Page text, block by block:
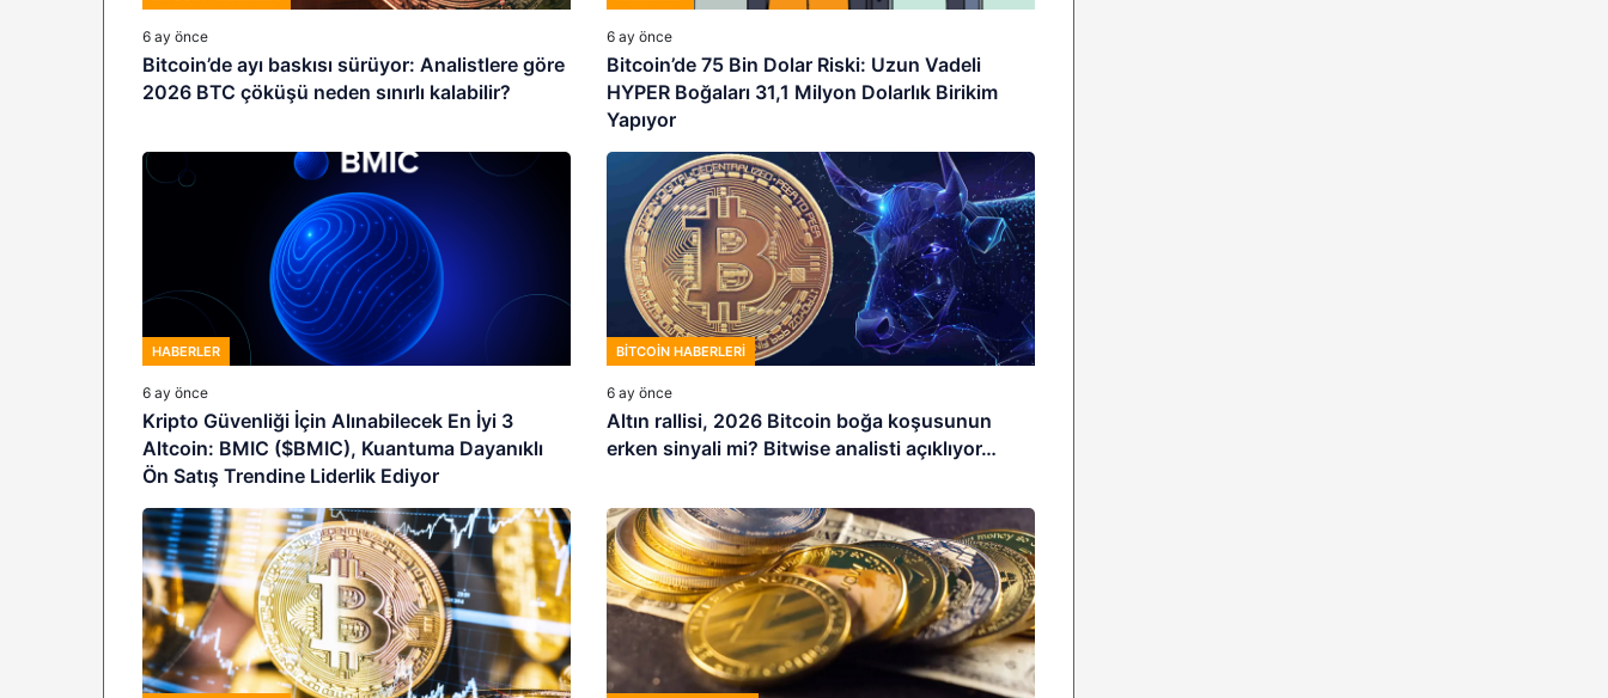
6 ay önce
Bitcoin’de ayı baskısı sürüyor: Analistlere göre
2026 BTC çöküşü neden sınırlı kalabilir?
6 ay önce
Bitcoin’de 75 Bin Dolar Riski: Uzun Vadeli
HYPER Boğaları 31,1 Milyon Dolarlık Birikim
Yapıyor
HABERLER
6 ay önce
Kripto Güvenliği İçin Alınabilecek En İyi 3
Altcoin: BMIC ($BMIC), Kuantuma Dayanıklı
Ön Satış Trendine Liderlik Ediyor
BITCOIN HABERLERI
6 ay önce
Altın rallisi, 2026 Bitcoin boğa koşusunun
erken sinyali mi? Bitwise analisti açıklıyor…